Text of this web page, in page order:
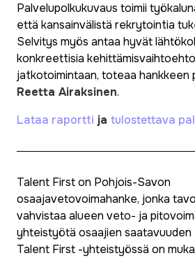
Palvelupolkukuvaus toimii
että kansainvälistä rekrytointia
Selvitys myös antaa hyvät
konkreettisia
jatkotoimintaan, toteaa hankkeen
Reetta Airaksinen.
Lataa raportti ja tulostettava
Talent First on Pohjois-Savon
osaajavetovoimahanke, jonka
vahvistaa alueen veto- ja
yhteistyötä osaajien saatavuuden
Talent First -yhteistyössä on